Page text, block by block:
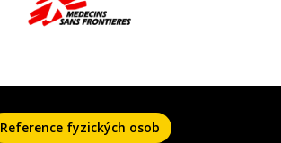
Reference fyzických osob